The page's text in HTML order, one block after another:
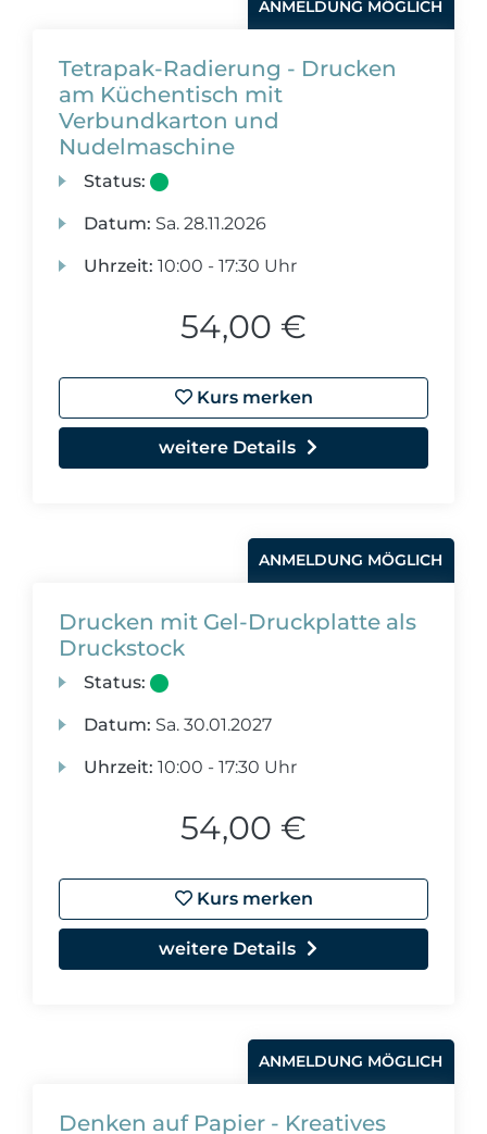
ANMELDUNG MÖGLICH
Tetrapak-Radierung - Drucken
am Küchentisch mit
Verbundkarton und
Nudelmaschine
Status:
Datum: Sa. 28.11.2026
Uhrzeit: 10:00 - 17:30 Uhr
54,00 €
Kurs merken
weitere Details
ANMELDUNG MÖGLICH
Drucken mit Gel-Druckplatte als
Druckstock
Status:
Datum: Sa. 30.01.2027
Uhrzeit: 10:00 - 17:30 Uhr
54,00 €
Kurs merken
weitere Details
ANMELDUNG MÖGLICH
Denken auf Papier - Kreatives